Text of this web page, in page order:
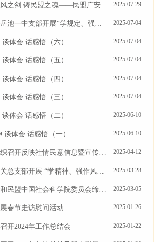
魂——民盟广安市委会机关总支部主题教育研讨会筑牢思想防线 2025-07-29
部开展“学规定、强作风、树形象”主题教育活动 2025-07-04
体会 话感悟（六） 2025-07-04
体会 话感悟（五） 2025-07-04
体会 话感悟（四） 2025-07-04
体会 话感悟（三） 2025-07-04
体会 话感悟（二） 2025-06-10
谈体会 话感悟（一） 2025-06-10
反映社情民意信息暨宣传工作推进会 2025-04-12
“学精神、强作风、提能力”学习教育暨履职培训活动 2025-03-28
国社会科学院委员会缔结为友好民盟组织 2025-03-05
春节走访慰问活动 2025-01-26
开2024年工作总结会 2025-01-22